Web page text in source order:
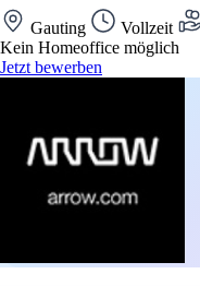
Gauting Vollzeit
Kein Homeoffice möglich
Jetzt bewerben